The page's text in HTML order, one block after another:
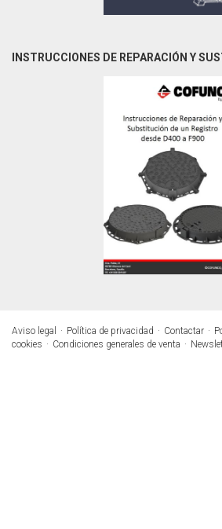
INSTRUCCIONES DE REPARACIÓN Y
Aviso legal Política de privacidad Contactar
cookies
Condiciones generales de venta